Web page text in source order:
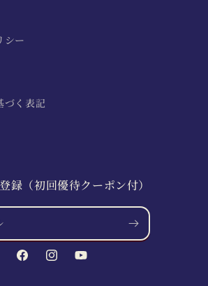
シー
づく表記
録（初回優待クーポン付）
FacebookInstagramYouTube